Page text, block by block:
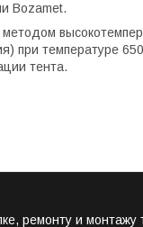
Bozamet.
при температуре
тента.
ремонту и